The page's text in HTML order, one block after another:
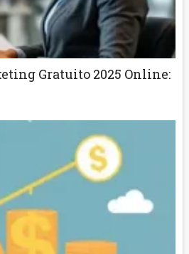
Gratuito 2025 Online: